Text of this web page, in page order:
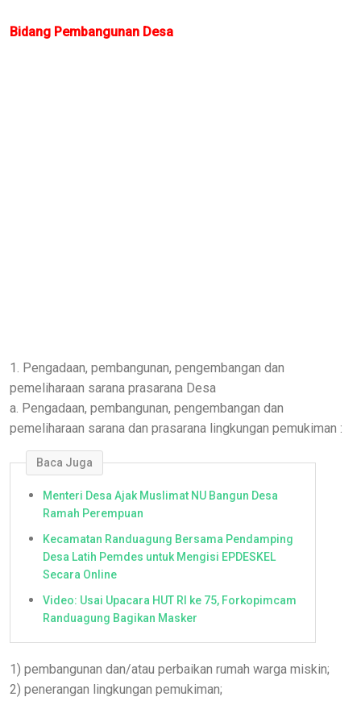
Bidang Pembangunan Desa
1. Pengadaan, pembangunan, pengembangan dan
pemeliharaan sarana prasarana Desa
a. Pengadaan, pembangunan, pengembangan dan
pemeliharaan sarana dan prasarana lingkungan pemukiman :
Baca Juga
Menteri Desa Ajak Muslimat NU Bangun Desa
Ramah Perempuan
Kecamatan Randuagung Bersama Pendamping
Desa Latih Pemdes untuk Mengisi EPDESKEL
Secara Online
Video: Usai Upacara HUT RI ke 75, Forkopimcam
Randuagung Bagikan Masker
1) pembangunan dan/atau perbaikan rumah warga miskin;
2) penerangan lingkungan pemukiman;